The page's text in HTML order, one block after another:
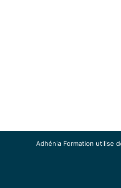
Adhénia Formation utilise